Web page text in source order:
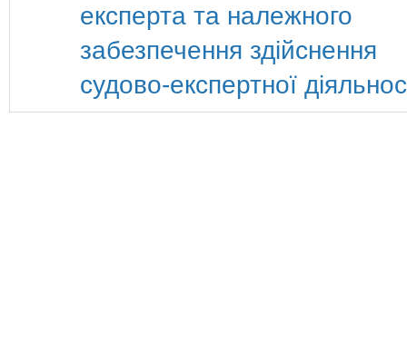
експерта та належного
забезпечення здійснення
судово-експертної